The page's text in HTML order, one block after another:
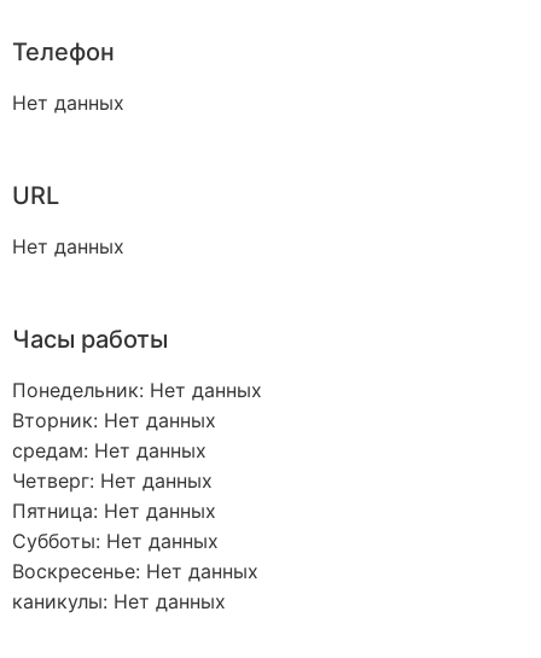
Телефон
Нет данных
URL
Нет данных
Часы работы
Понедельник: Нет данных
Вторник: Нет данных
средам: Нет данных
Четверг: Нет данных
Пятница: Нет данных
Субботы: Нет данных
Воскресенье: Нет данных
каникулы: Нет данных